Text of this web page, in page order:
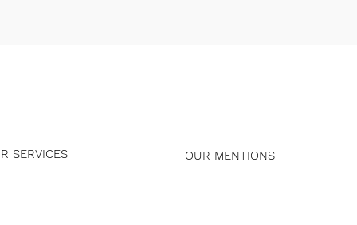
SERVICES OUR MENTIONS